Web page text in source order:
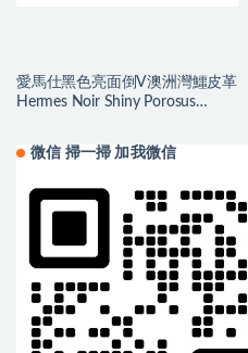
愛馬仕黑色亮面倒V澳洲灣鱷皮革
Hermes Noir Shiny Porosus
微信 掃一掃 加我微信